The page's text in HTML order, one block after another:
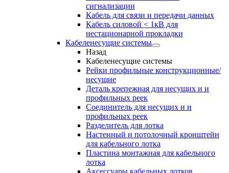
сигнализации
Кабель для связи и передачи данных
Кабель силовой < 1кВ для
нестационарной прокладки
Кабеленесущие системы
Назад
Кабеленесущие системы
Рейки профильные конструкционные/
несущие
Деталь крепежная для несущих и и
профильных реек
Соединитель для несущих и и
профильных реек
Разделитель для лотка
Настенный и потолочный кронштейн
для кабельного лотка
Пластина монтажная для кабельного
лотка
Аксессуары кабельных лотков